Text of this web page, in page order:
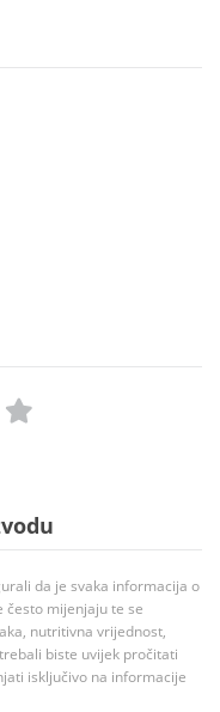
da je svaka informacija o
često mijenjaju te se
nutritivna vrijednost,
biste uvijek pročitati
isključivo na informacije